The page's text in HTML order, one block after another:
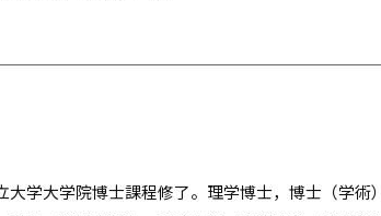
学大学院博士課程修了。理学博士，博士（学術